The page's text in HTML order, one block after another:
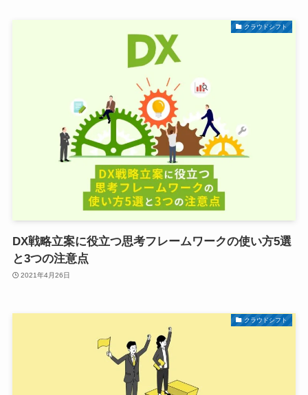
クラウドシフト
DX戦略立案に役立つ思考フレームワークの使い方5選
と3つの注意点
2021年4月26日
クラウドシフト